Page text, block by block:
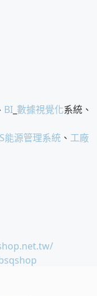
BI 數據視覺化系統、
能源管理系統 、 工廠